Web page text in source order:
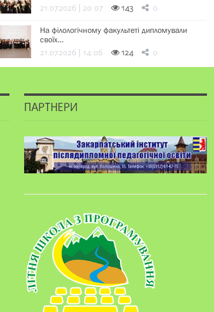
21.07.2026 | 20:07 143 0
На філологічному факультеті дипломували
своїх…
21.07.2026 | 14:06 124 0
ПАРТНЕРИ